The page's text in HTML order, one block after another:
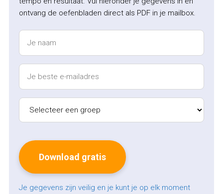
ontvang de oefenbladen direct als PDF in je mailbox.
Je gegevens zijn veilig en je kunt je op elk moment